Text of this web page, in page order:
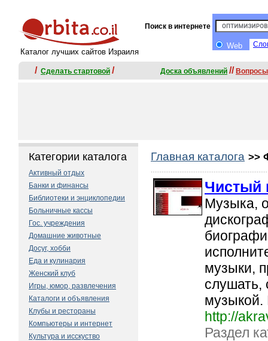
Каталог лучших сайтов Израиля
Поиск в интернете
Web
/ Сделать стартовой / Доскa объявлений //
Категории каталога
Активный отдых
Банки и финансы
Библиотеки и энциклопедии
Больничные кассы
Гос. учреждения
Домашние животные
Досуг, хобби
Еда и кулинария
Женский клуб
Игры, юмор, развлечения
Каталоги и объявления
Клубы и рестораны
Компьютеры и интернет
Культура и исскуство
Главная каталога >>
Чистый
Музыка,
музыки,
слушать,
музыкой.
http://
Раздел